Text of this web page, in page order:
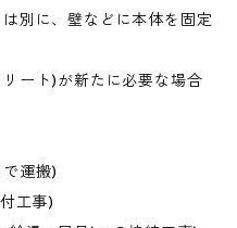
別に、壁などに本体を固定
ート)が新たに必要な場合
運搬)
工事)